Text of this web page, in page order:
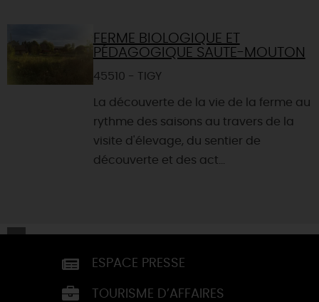
FERME BIOLOGIQUE ET
PÉDAGOGIQUE SAUTE-MOUTON
45510 - TIGY
La découverte de la vie de la ferme au
rythme des saisons au travers de la
visite d'élevage, du sentier de
découverte et des act...
ESPACE PRESSE
TOURISME D’AFFAIRES